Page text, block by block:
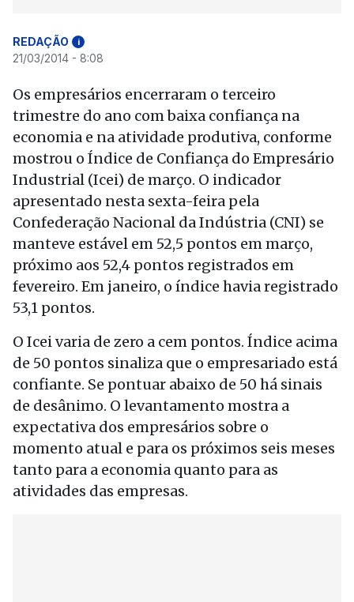
REDAÇÃO i
21/03/2014 - 8:08
Os empresários encerraram o terceiro
trimestre do ano com baixa confiança na
economia e na atividade produtiva, conforme
mostrou o Índice de Confiança do Empresário
Industrial (Icei) de março. O indicador
apresentado nesta sexta-feira pela
Confederação Nacional da Indústria (CNI) se
manteve estável em 52,5 pontos em março,
próximo aos 52,4 pontos registrados em
fevereiro. Em janeiro, o índice havia registrado
53,1 pontos.
O Icei varia de zero a cem pontos. Índice acima
de 50 pontos sinaliza que o empresariado está
confiante. Se pontuar abaixo de 50 há sinais
de desânimo. O levantamento mostra a
expectativa dos empresários sobre o
momento atual e para os próximos seis meses
tanto para a economia quanto para as
atividades das empresas.